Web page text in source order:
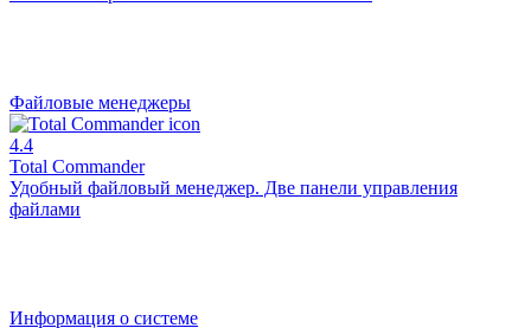
Файловые менеджеры
4.4
Total Commander
Удобный файловый менеджер. Две панели управления
файлами
Информация о системе